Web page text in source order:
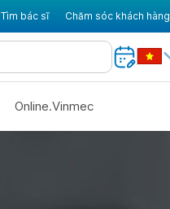
Tìm bác sĩ Chăm sóc khách hàng
Online.Vinmec